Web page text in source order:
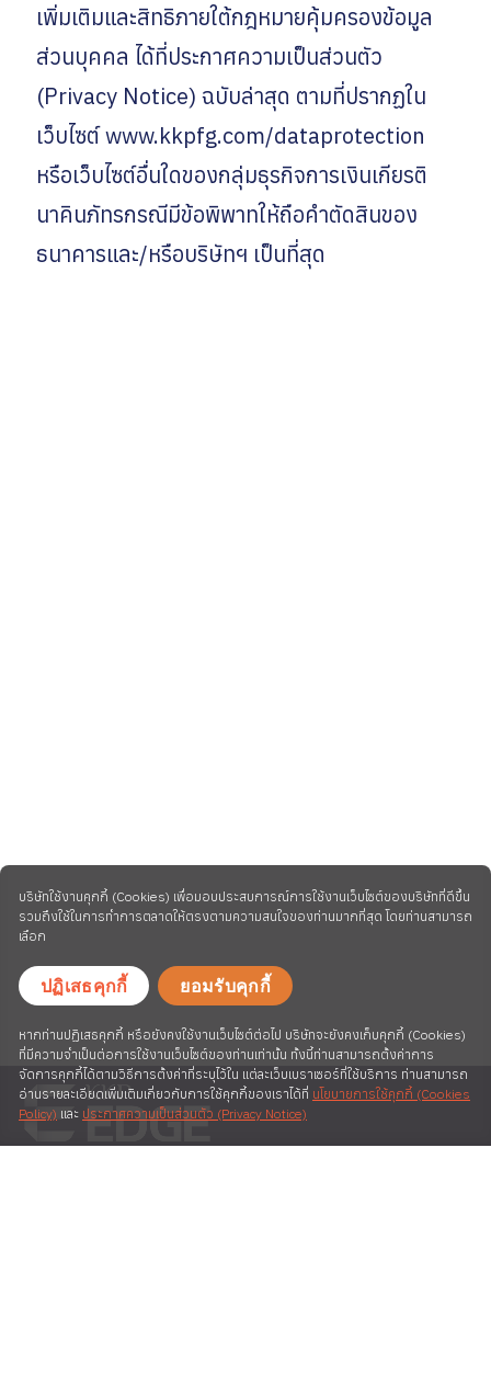
เพิ่มเติมและสิทธิภายใต้กฎหมายคุ้มครองข้อมูล
ส่วนบุคคล ได้ที่ประกาศความเป็นส่วนตัว
(Privacy Notice) ฉบับล่าสุด ตามที่ปรากฏใน
เว็บไซต์ www.kkpfg.com/dataprotection
หรือเว็บไซต์อื่นใดของกลุ่มธุรกิจการเงินเกียรติ
นาคินภัทรกรณีมีข้อพิพาทให้ถือคำตัดสินของ
ธนาคารและ/หรือบริษัทฯ เป็นที่สุด
A MEMBER OF KIATNAKIN
บริษัทใช้งานคุกกี้ (Cookies) เพื่อมอบประสบการณ์การใช้งานเว็บไซต์ของบริษัทที่ดีขึ้น
รวมถึงใช้ในการทำการตลาดให้ตรงตามความสนใจของท่านมากที่สุด โดยท่านสามารถ
เลือก
ปฏิเสธคุกกี้ ยอมรับคุกกี้
หากท่านปฏิเสธคุกกี้ หรือยังคงใช้งานเว็บไซต์ต่อไป บริษัทจะยังคงเก็บคุกกี้ (Cookies)
ที่มีความจำเป็นต่อการใช้งานเว็บไซต์ของท่านเท่านั้น ทั้งนี้ท่านสามารถตั้งค่าการ
จัดการคุกกี้ได้ตามวิธีการตั้งค่าที่ระบุไว้ใน แต่ละเว็บเบราเซอร์ที่ใช้บริการ ท่านสามารถ
อ่านรายละเอียดเพิ่มเติมเกี่ยวกับการใช้คุกกี้ของเราได้ที่ นโยบายการใช้คุกกี้ (Cookies
Policy) และ ประกาศความเป็นส่วนตัว (Privacy Notice)